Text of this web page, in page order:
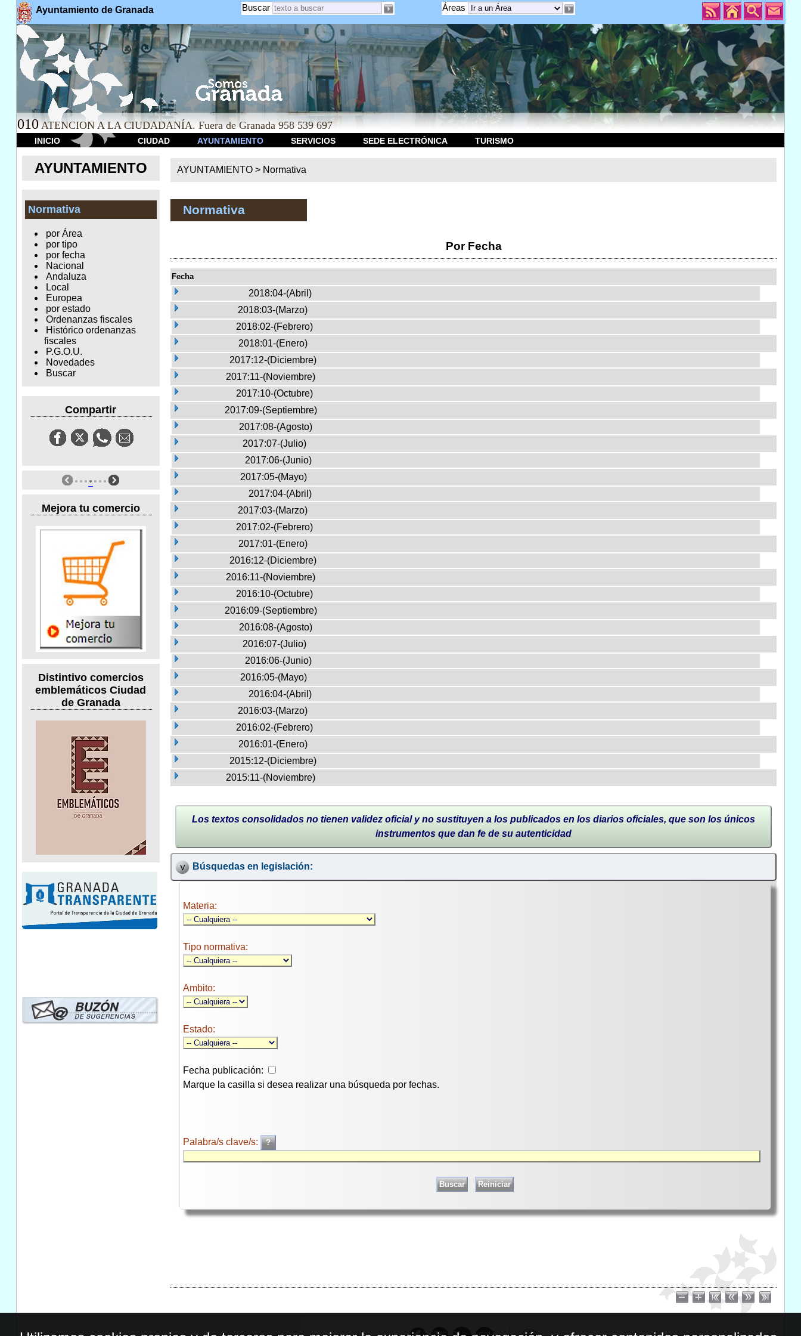
Ayuntamiento de Granada Áreas
Buscar
010 ATENCION A LA CIUDADANÍA. Fuera de Granada 958 539 697
INICIO CIUDAD AYUNTAMIENTO SERVICIOS SEDE ELECTRÓNICA TURISMO
AYUNTAMIENTO
Normativa
por Área
por tipo
por fecha
Nacional
Andaluza
Local
Europea
por estado
Ordenanzas fiscales
Histórico ordenanzas
fiscales
P.G.O.U.
Novedades
Buscar
Compartir
Mejora tu comercio
Distintivo comercios
emblemáticos Ciudad
de Granada
AYUNTAMIENTO > Normativa
Normativa
Por Fecha
Fecha
2018:04-(Abril)
2018:03-(Marzo)
2018:02-(Febrero)
2018:01-(Enero)
2017:12-(Diciembre)
2017:11-(Noviembre)
2017:10-(Octubre)
2017:09-(Septiembre)
2017:08-(Agosto)
2017:07-(Julio)
2017:06-(Junio)
2017:05-(Mayo)
2017:04-(Abril)
2017:03-(Marzo)
2017:02-(Febrero)
2017:01-(Enero)
2016:12-(Diciembre)
2016:11-(Noviembre)
2016:10-(Octubre)
2016:09-(Septiembre)
2016:08-(Agosto)
2016:07-(Julio)
2016:06-(Junio)
2016:05-(Mayo)
2016:04-(Abril)
2016:03-(Marzo)
2016:02-(Febrero)
2016:01-(Enero)
2015:12-(Diciembre)
2015:11-(Noviembre)
Los textos consolidados no tienen validez oficial y no sustituyen a los publicados en los diarios oficiales, que son los únicos
instrumentos que dan fe de su autenticidad
Búsquedas en legislación:
Materia:
Tipo normativa:
Ambito:
Estado:
Fecha publicación:
Marque la casilla si desea realizar una búsqueda por fechas.
Palabra/s clave/s: